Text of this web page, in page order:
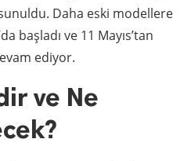
Daha eski modellere
başladı ve 11 Mayıs’tan
ediyor.
ve Ne